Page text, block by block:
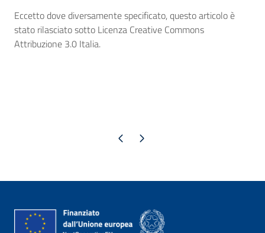
Eccetto dove diversamente specificato, questo articolo è
stato rilasciato sotto Licenza Creative Commons
Attribuzione 3.0 Italia.
Pagina precedente
Pagina successiva